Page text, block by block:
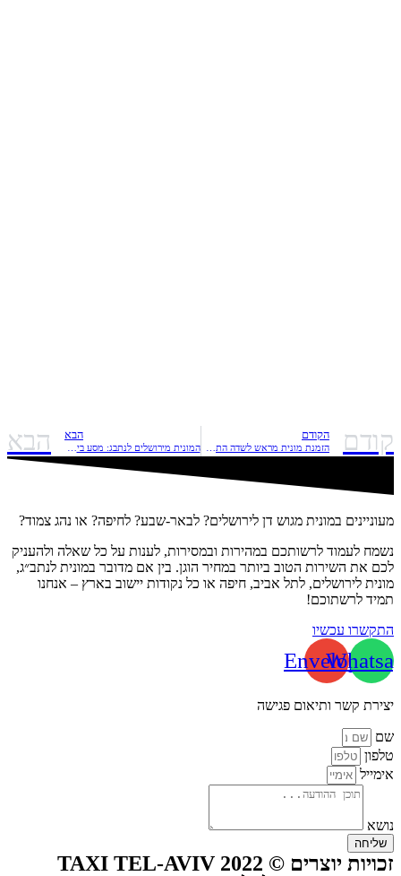
קודם הקודם הבא הבא
מעוניינים במונית מגוש דן לירושלים? לבאר-שבע? לחיפה? או נהג צמוד?
נשמח לעמוד לרשותכם במהירות ובמסירות, לענות על כל שאלה ולהעניק
לכם את השירות הטוב ביותר במחיר הוגן. בין אם מדובר במונית לנתב״ג,
מונית לירושלים, לתל אביב, חיפה או כל נקודות יישוב בארץ – אנחנו
תמיד לרשתוכם!
התקשרו עכשיו
Envelope
יצירת קשר ותיאום פגישה
שם
טלפון
אימייל
נושא
שליחה